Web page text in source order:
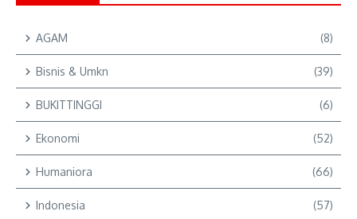
AGAM (8)
Bisnis & Umkn (39)
BUKITTINGGI (6)
Ekonomi (52)
Humaniora (66)
Indonesia (57)